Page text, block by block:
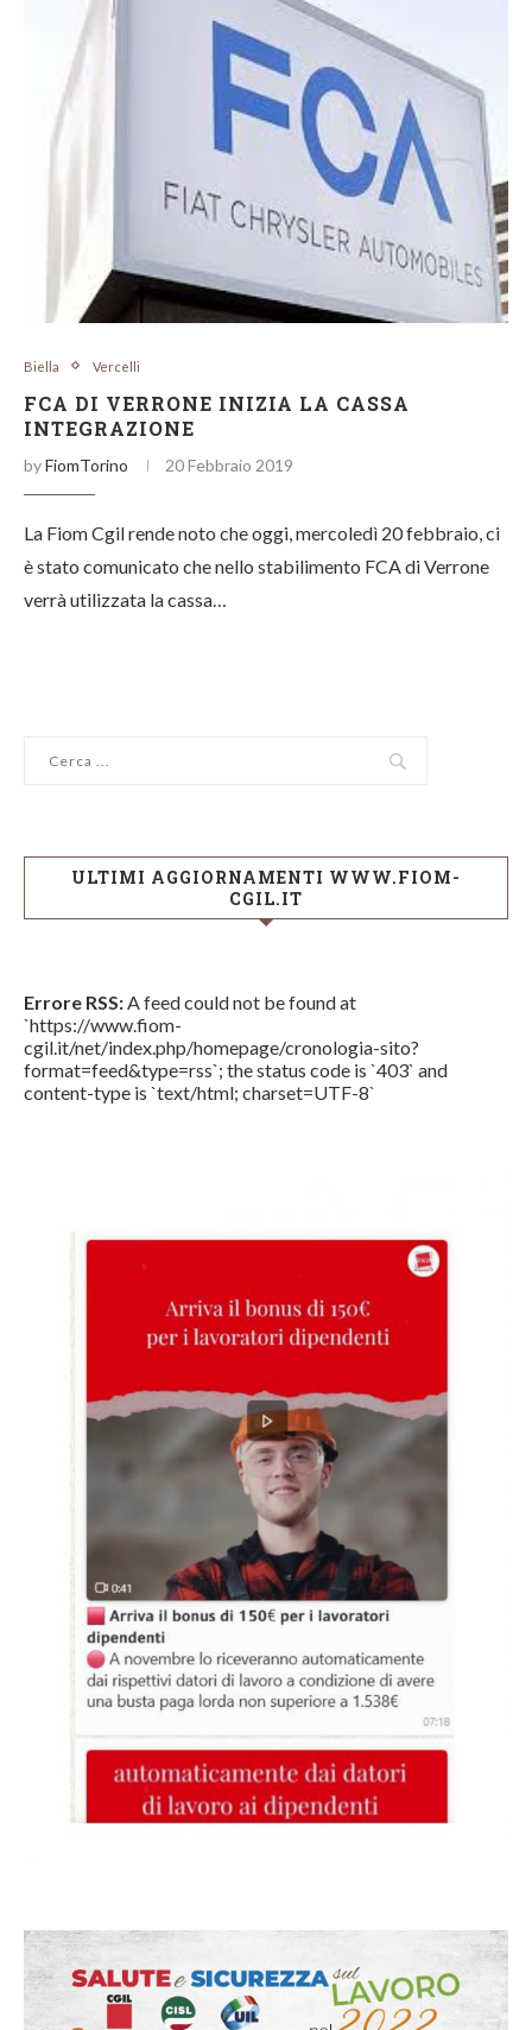
Biella Vercelli
FCA DI VERRONE INIZIA LA CASSA
INTEGRAZIONE
byFiomTorino 20 Febbraio 2019
La Fiom Cgil rende noto che oggi, mercoledì 20 febbraio, ci
è stato comunicato che nello stabilimento FCA di Verrone
verrà utilizzata la cassa…
ULTIMI AGGIORNAMENTI WWW.FIOM-
CGIL.IT
Errore RSS: A feed could not be found at
`https://www.fiom-
cgil.it/net/index.php/homepage/cronologia-sito?
format=feed&type=rss`; the status code is `403` and
content-type is `text/html; charset=UTF-8`